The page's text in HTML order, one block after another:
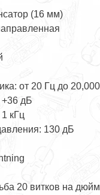
(16 мм)
от 20 Гц до
+36 дБ
кГц
130 дБ
20 витков на дюйм